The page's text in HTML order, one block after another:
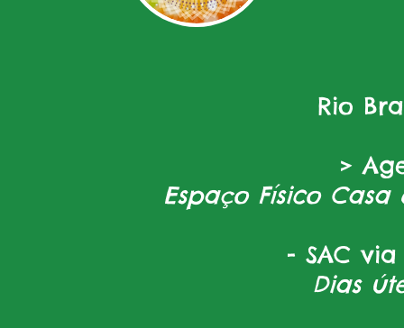
Rio
>
Espaço Físico Casa
- SAC via
Dias